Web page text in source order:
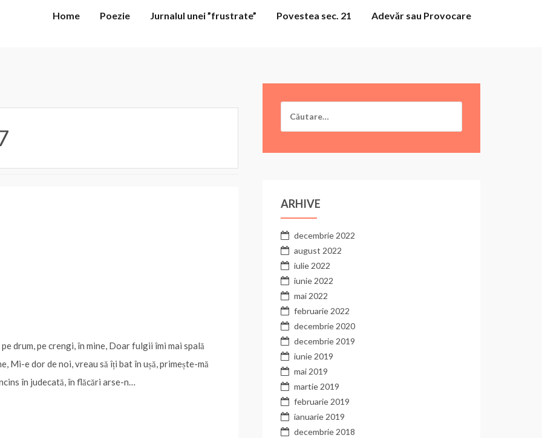
Home Poezie Jurnalul unei ”frustrate” Povestea sec. 21 Adevăr sau Provocare
drum, pe crengi, în mine, Doar fulgii îmi mai spală
Mi-e dor de noi, vreau să îți bat în ușă, primește-mă
în judecată, în flăcări arse-n…
după:
ARHIVE
decembrie 2022
august 2022
iulie 2022
iunie 2022
mai 2022
februarie 2022
decembrie 2020
decembrie 2019
iunie 2019
mai 2019
martie 2019
februarie 2019
ianuarie 2019
decembrie 2018